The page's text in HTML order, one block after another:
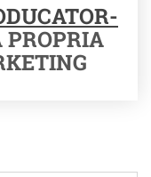
PROPRIA